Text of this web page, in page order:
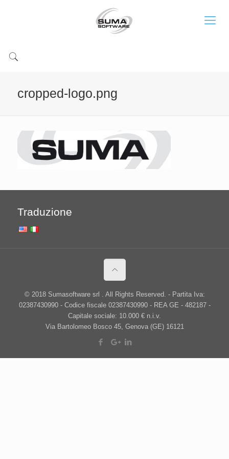
cropped-logo.png
Traduzione
© 2018 Sumasoftware srl . All Rights Reserved. - Partita Iva:
02387430990 - Codice fiscale 02387430990 - REA GE - 482187 -
Capitale sociale: 10.000 € n.i.v.
Via Bartolomeo Bosco 45, Genova (GE) 16121